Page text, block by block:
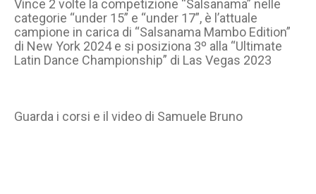
Vince 2 volte la competizione “Salsanama” nelle
categorie “under 15” e “under 17”, è l’attuale
campione in carica di “Salsanama Mambo Edition”
di New York 2024 e si posiziona 3º alla “Ultimate
Latin Dance Championship” di Las Vegas 2023
Guarda i corsi e il video di Samuele Bruno